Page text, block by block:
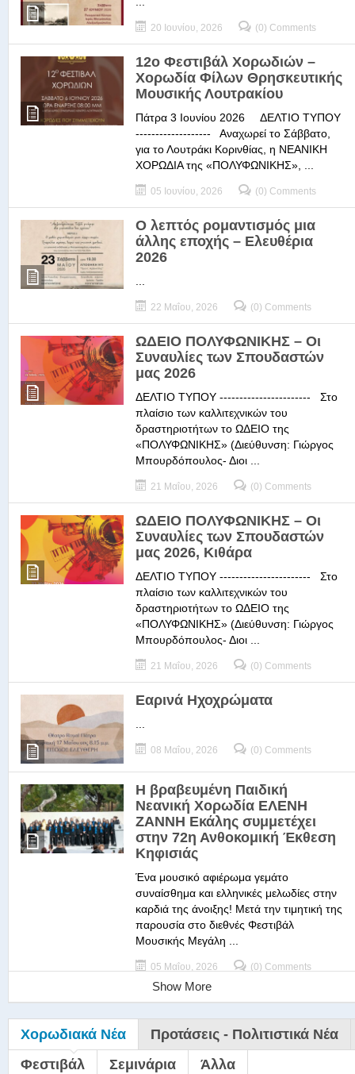
20 Ιουνίου, 2026 (0) Comments
12ο Φεστιβάλ Χορωδιών –
Χορωδία Φίλων Θρησκευτικής
Μουσικής Λουτρακίου
Πάτρα 3 Ιουνίου 2026 ΔΕΛΤΙΟ ΤΥΠΟΥ
------------------- Αναχωρεί το Σάββατο,
για το Λουτράκι Κορινθίας, η ΝΕΑΝΙΚΗ
ΧΟΡΩΔΙΑ της «ΠΟΛΥΦΩΝΙΚΗΣ», ...
05 Ιουνίου, 2026 (0) Comments
Ο λεπτός ρομαντισμός μια
άλλης εποχής – Ελευθέρια
2026
22 Μαΐου, 2026 (0) Comments
ΩΔΕΙΟ ΠΟΛΥΦΩΝΙΚΗΣ – Οι
Συναυλίες των Σπουδαστών
μας 2026
ΔΕΛΤΙΟ ΤΥΠΟΥ ----------------------- Στο
πλαίσιο των καλλιτεχνικών του
δραστηριοτήτων το ΩΔΕΙΟ της
«ΠΟΛΥΦΩΝΙΚΗΣ» (Διεύθυνση: Γιώργος
Μπουρδόπουλος- Διοι ...
21 Μαΐου, 2026 (0) Comments
ΩΔΕΙΟ ΠΟΛΥΦΩΝΙΚΗΣ – Οι
Συναυλίες των Σπουδαστών
μας 2026, Κιθάρα
ΔΕΛΤΙΟ ΤΥΠΟΥ ----------------------- Στο
πλαίσιο των καλλιτεχνικών του
δραστηριοτήτων το ΩΔΕΙΟ της
«ΠΟΛΥΦΩΝΙΚΗΣ» (Διεύθυνση: Γιώργος
Μπουρδόπουλος- Διοι ...
21 Μαΐου, 2026 (0) Comments
Εαρινά Ηχοχρώματα
08 Μαΐου, 2026 (0) Comments
Η βραβευμένη Παιδική
Νεανική Χορωδία ΕΛΕΝΗ
ΖΑΝΝΗ Εκάλης συμμετέχει
στην 72η Ανθοκομική Έκθεση
Κηφισιάς
Ένα μουσικό αφιέρωμα γεμάτο
συναίσθημα και ελληνικές μελωδίες στην
καρδιά της άνοιξης! Μετά την τιμητική της
παρουσία στο διεθνές Φεστιβάλ
Μουσικής Μεγάλη ...
05 Μαΐου, 2026 (0) Comments
Show More
Χορωδιακά Νέα
Προτάσεις - Πολιτιστικά Νέα
Φεστιβάλ
Σεμινάρια Άλλα